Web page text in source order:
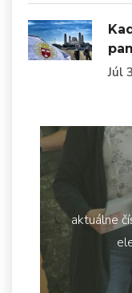
Júl
aktuálne